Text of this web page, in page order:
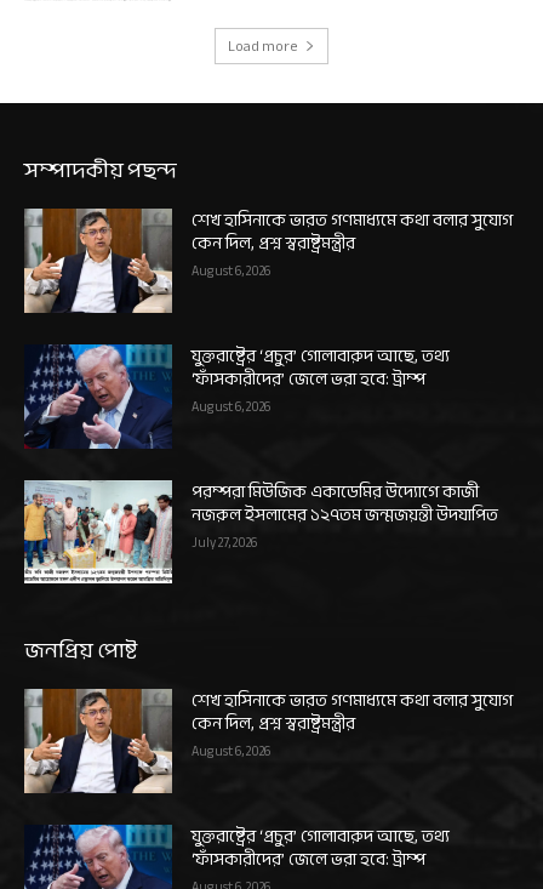
Load more
সম্পাদকীয় পছন্দ
শেখ হাসিনাকে ভারত গণমাধ্যমে কথা বলার সুযোগ
কেন দিল, প্রশ্ন স্বরাষ্ট্রমন্ত্রীর
August 6, 2026
যুক্তরাষ্ট্রের ‘প্রচুর’ গোলাবারুদ আছে, তথ্য
‘ফাঁসকারীদের’ জেলে ভরা হবে: ট্রাম্প
August 6, 2026
পরম্পরা মিউজিক একাডেমির উদ্যোগে কাজী
নজরুল ইসলামের ১২৭তম জন্মজয়ন্তী উদযাপিত
July 27, 2026
জনপ্রিয় পোষ্ট
শেখ হাসিনাকে ভারত গণমাধ্যমে কথা বলার সুযোগ
কেন দিল, প্রশ্ন স্বরাষ্ট্রমন্ত্রীর
August 6, 2026
যুক্তরাষ্ট্রের ‘প্রচুর’ গোলাবারুদ আছে, তথ্য
‘ফাঁসকারীদের’ জেলে ভরা হবে: ট্রাম্প